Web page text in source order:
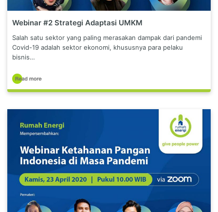
Webinar #2 Strategi Adaptasi UMKM
Salah satu sektor yang paling merasakan dampak dari pandemi
Covid-19 adalah sektor ekonomi, khususnya para pelaku
bisnis…